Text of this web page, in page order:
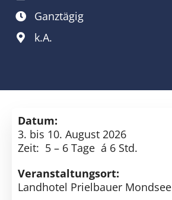
SUCHE
NACH:
Ganztägig
k.A.
Datum:
3. bis 10. August 2026
Zeit: 5 – 6 Tage á 6 Std.
Veranstaltungsort:
Landhotel Prielbauer Mondsee